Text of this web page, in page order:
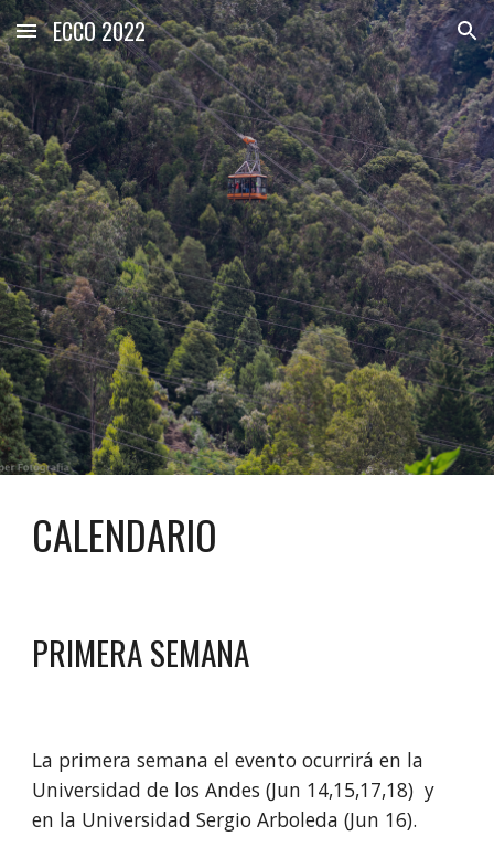
Skip to main content Skip to navigation
ECCO 2022
CALENDARIO
PRIMERA SEMANA
La primera semana el evento ocurrirá en la
Universidad de los Andes (Jun 14,15,17,18) y
en la Universidad Sergio Arboleda (Jun 16).